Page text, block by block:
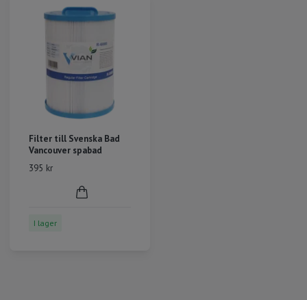
Filter till Svenska Bad
Vancouver spabad
395 kr
I lager